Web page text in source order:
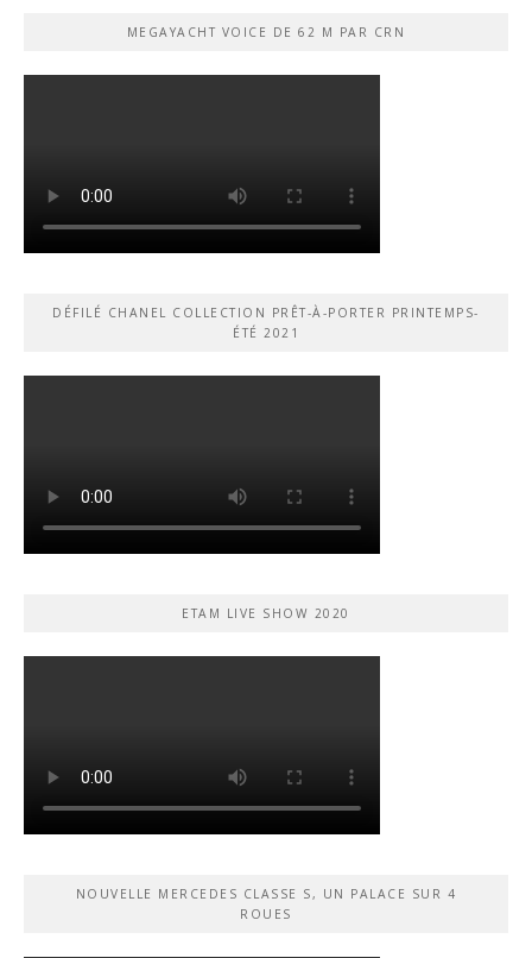
MEGAYACHT VOICE DE 62 M PAR CRN
DÉFILÉ CHANEL COLLECTION PRÊT-À-PORTER PRINTEMPS-
ÉTÉ 2021
ETAM LIVE SHOW 2020
NOUVELLE MERCEDES CLASSE S, UN PALACE SUR 4
ROUES